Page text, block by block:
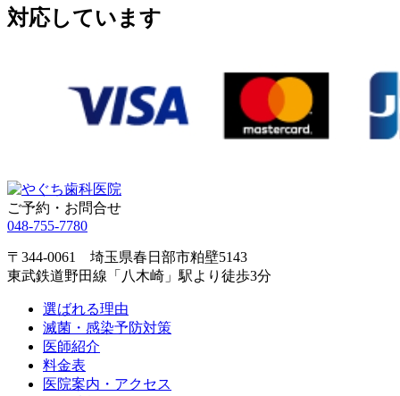
対応しています
ご予約・お問合せ
048-755-7780
〒344-0061 埼玉県春日部市粕壁5143
東武鉄道野田線「八木崎」駅より徒歩3分
選ばれる理由
滅菌・感染予防対策
医師紹介
料金表
医院案内・アクセス